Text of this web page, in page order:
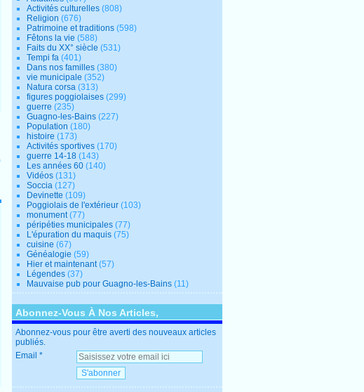
Activités culturelles (808)
Religion (676)
Patrimoine et traditions (598)
Fêtons la vie (588)
Faits du XX° siècle (531)
Tempi fa (401)
Dans nos familles (380)
vie municipale (352)
Natura corsa (313)
figures poggiolaises (299)
guerre (235)
Guagno-les-Bains (227)
Population (180)
histoire (173)
Activités sportives (170)
guerre 14-18 (143)
Les années 60 (140)
Vidéos (131)
Soccia (127)
Devinette (109)
Poggiolais de l'extérieur (103)
monument(77)
péripéties municipales (77)
L'épuration du maquis (75)
cuisine (67)
Généalogie (59)
Hier et maintenant(57)
Légendes (37)
Mauvaise pub pour Guagno-les-Bains (11)
Abonnez-Vous À Nos Articles,
Abonnez-vous pour être averti des nouveaux articles
publiés.
Email